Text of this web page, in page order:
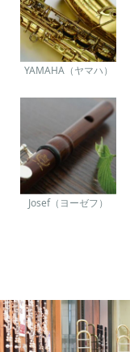
YAMAHA（ヤマハ）
Josef（ヨーゼフ）